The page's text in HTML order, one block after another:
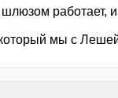
работает, и
который мы с